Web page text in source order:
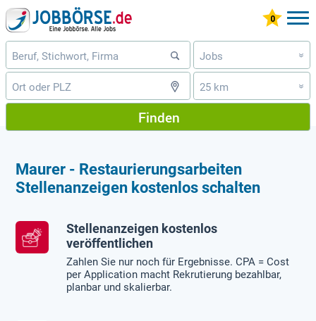
Jobs »
25 km »
Finden
Maurer - Restaurierungsarbeiten
Stellenanzeigen kostenlos schalten
Stellenanzeigen kostenlos
veröffentlichen
Zahlen Sie nur noch für Ergebnisse. CPA = Cost
per Application macht Rekrutierung bezahlbar,
planbar und skalierbar.